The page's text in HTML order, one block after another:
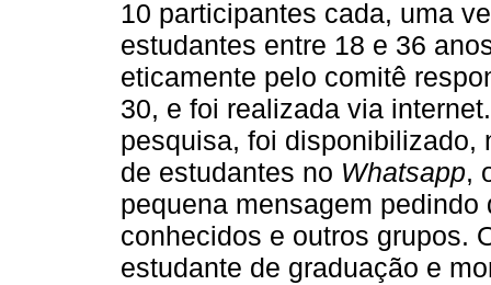
10 participantes cada, uma
estudantes entre 18 e 36
eticamente pelo comitê
30, e foi realizada via
pesquisa, foi disponibilizado,
de estudantes no Whatsapp,
pequena mensagem
conhecidos e outros grupos.
estudante de graduação e